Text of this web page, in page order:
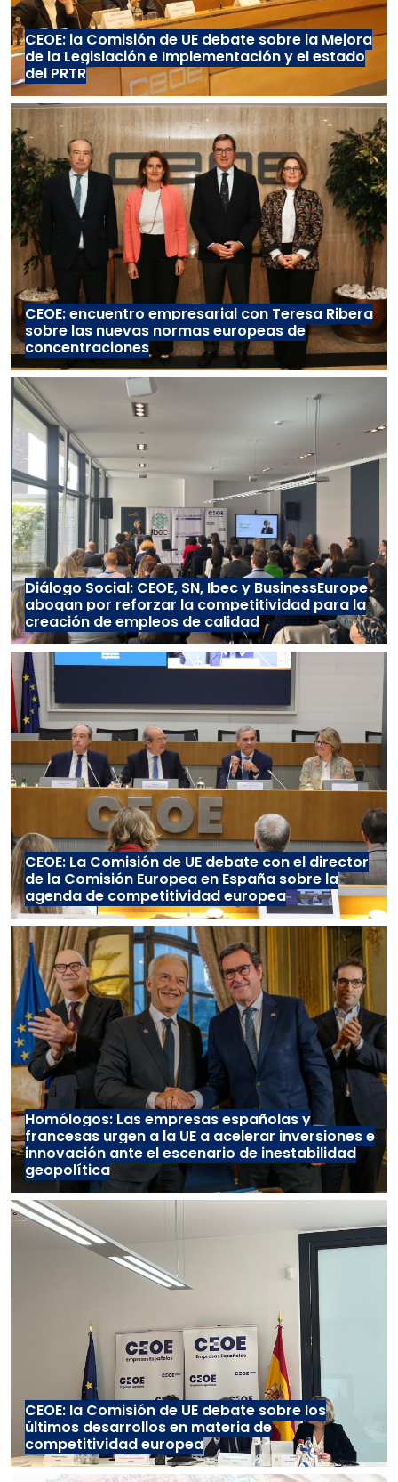
CEOE: la Comisión de UE debate sobre la Mejora
de la Legislación e Implementación y el estado
del PRTR
CEOE: encuentro empresarial con Teresa Ribera
sobre las nuevas normas europeas de
concentraciones
Diálogo Social: CEOE, SN, Ibec y BusinessEurope
abogan por reforzar la competitividad para la
creación de empleos de calidad
CEOE: La Comisión de UE debate con el director
de la Comisión Europea en España sobre la
agenda de competitividad europea
Homólogos: Las empresas españolas y
francesas urgen a la UE a acelerar inversiones e
innovación ante el escenario de inestabilidad
geopolítica
CEOE: la Comisión de UE debate sobre los
últimos desarrollos en materia de
competitividad europea